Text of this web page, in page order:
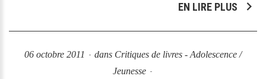
EN LIRE PLUS
06 octobre 2011 dans Critiques de livres - Adolescence /
Jeunesse